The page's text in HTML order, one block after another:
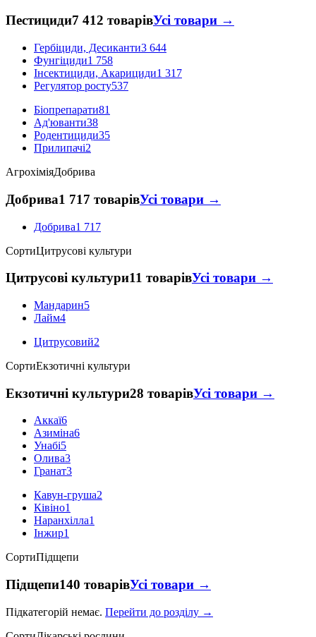
Пестициди7 412 товарівУсі товари →
Гербіциди, Десиканти3 644
Фунгіциди1 758
Інсектициди, Акарициди1 317
Регулятор росту537
Біопрепарати81
Ад'юванти38
Родентициди35
Прилипачі2
АгрохіміяДобрива
Добрива1 717 товарівУсі товари →
Добрива1 717
СортиЦитрусові культури
Цитрусові культури11 товарівУсі товари →
Мандарин5
Лайм4
Цитрусовий2
СортиЕкзотичні культури
Екзотичні культури28 товарівУсі товари →
Аккаї6
Азиміна6
Унабі5
Олива3
Гранат3
Кавун-груша2
Ківіно1
Наранхілла1
Інжир1
СортиПідщепи
Підщепи140 товарівУсі товари →
Підкатегорій немає. Перейти до розділу →